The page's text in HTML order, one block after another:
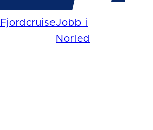
FjordcruiseJobb i
Norled